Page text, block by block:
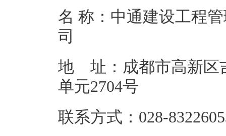
名 称：中通建设工程
地 址：成都市高新区
单元
联系方式